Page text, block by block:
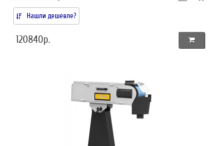
Нашли дешевле?
120840р.